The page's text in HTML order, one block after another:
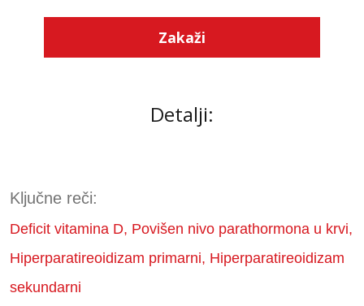
Zakaži
Detalji:
Ključne reči:
Deficit vitamina D, Povišen nivo parathormona u krvi,
Hiperparatireoidizam primarni, Hiperparatireoidizam
sekundarni